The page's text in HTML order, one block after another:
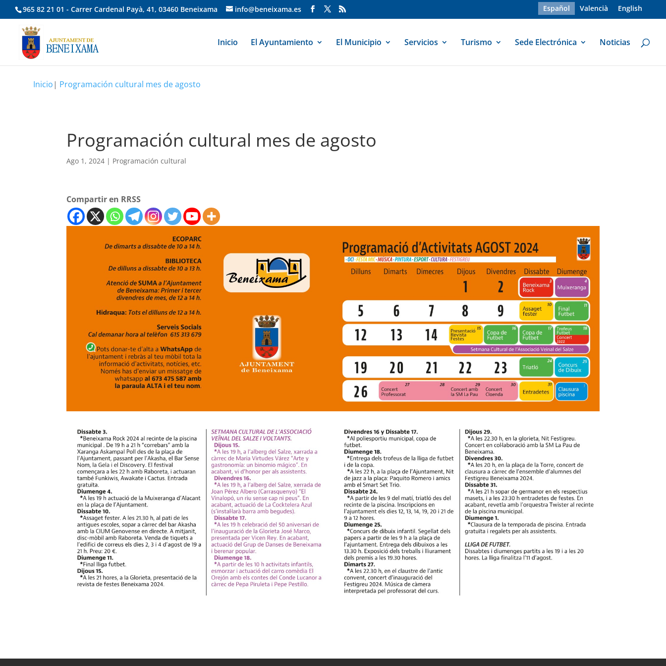
965 82 21 01 - Carrer Cardenal Payà, 41, 03460 Beneixama info@beneixama.es Español Valencià English
Inicio El Ayuntamiento El Municipio Servicios Turismo Sede Electrónica Noticias
Inicio| Programación cultural mes de agosto
Programación cultural mes de agosto
Ago 1, 2024 | Programación cultural
Compartir en RRSS